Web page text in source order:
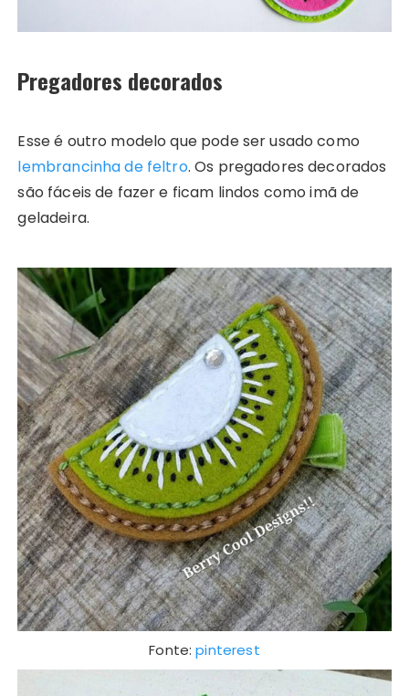
Pregadores decorados
Esse é outro modelo que pode ser usado como
lembrancinha de feltro. Os pregadores decorados
são fáceis de fazer e ficam lindos como imã de
geladeira.
Fonte:pinterest